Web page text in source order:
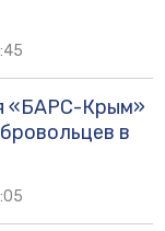
«БАРС-Крым»
в